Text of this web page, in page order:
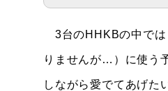
3台のHHKBの中では
りませんが…）に使う
しながら愛でてあげた